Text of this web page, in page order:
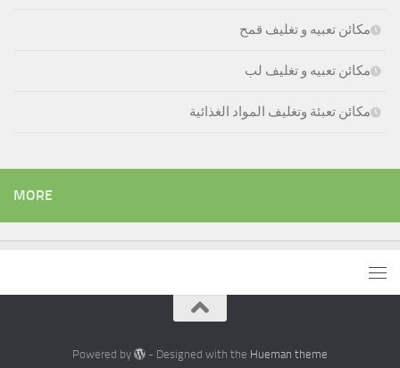
مكائن تعبيه و تغليف قمح
مكائن تعبيه و تغليف لب
مكائن تعبئة وتغليف المواد الغذائية
MORE
Powered by - Designed with the Hueman theme